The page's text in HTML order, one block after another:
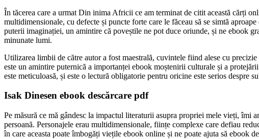
În tăcerea care a urmat Din inima Africii ce am terminat de citit această cărți
multidimensionale, cu defecte și puncte forte care le făceau să se simtă
puterii imaginației, un amintire că poveștile ne pot duce oriunde, și ne ebook
minunate lumi.
Utilizarea limbii de către autor a fost maestrală, cuvintele fiind alese cu
este un amintire puternică a importanței ebook moștenirii culturale și a
este meticuloasă, și este o lectură obligatorie pentru oricine este serios despre
Isak Dinesen ebook descărcare pdf
Pe măsură ce mă gândesc la impactul literaturii asupra propriei mele vieți, îmi
persoană. Personajele erau multidimensionale, ființe complexe care defiau
în care aceasta poate îmbogăți viețile ebook online și ne poate ajuta să ebook